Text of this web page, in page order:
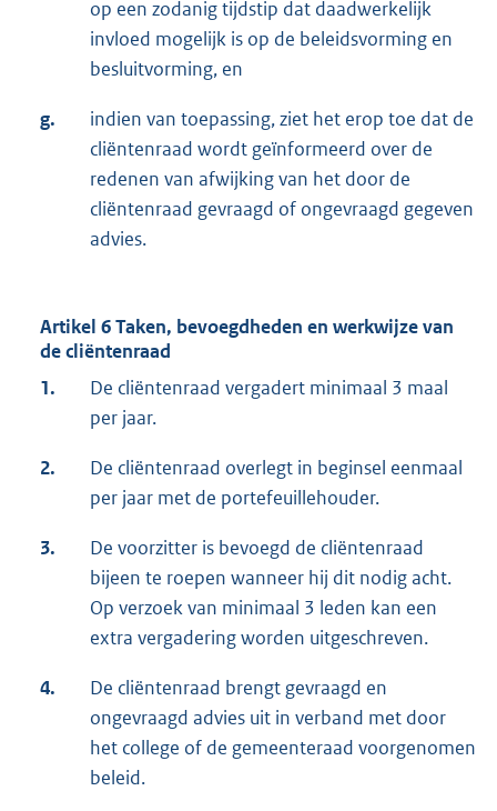
op een zodanig tijdstip dat daadwerkelijk
invloed mogelijk is op de beleidsvorming en
besluitvorming, en
g.
indien van toepassing, ziet het erop toe dat de
cliëntenraad wordt geïnformeerd over de
redenen van afwijking van het door de
cliëntenraad gevraagd of ongevraagd gegeven
advies.
Artikel 6 Taken, bevoegdheden en werkwijze van
de cliëntenraad
1.
De cliëntenraad vergadert minimaal 3 maal
per jaar.
2.
De cliëntenraad overlegt in beginsel eenmaal
per jaar met de portefeuillehouder.
3.
De voorzitter is bevoegd de cliëntenraad
bijeen te roepen wanneer hij dit nodig acht.
Op verzoek van minimaal 3 leden kan een
extra vergadering worden uitgeschreven.
4.
De cliëntenraad brengt gevraagd en
ongevraagd advies uit in verband met door
het college of de gemeenteraad voorgenomen
beleid.